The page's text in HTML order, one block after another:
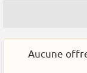
Aucune